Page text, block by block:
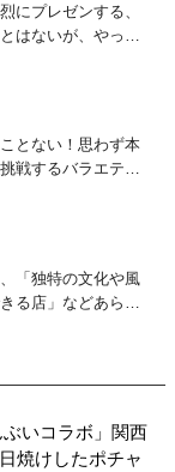
いコラボ」関西
焼けしたポチャ
にプレゼンする、
はないが、やって
という“机上の空
張って挑む！
とない！思わず本
戦するバラエティ
「独特の文化や風
る店」などあらゆ
にちゃちゃを入れ
出したトークバラ